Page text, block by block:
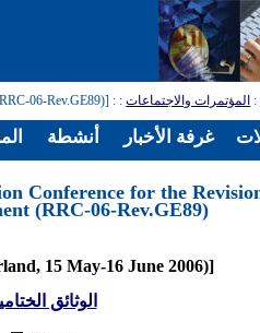
: المؤتمرات والاجتماعات:
: [Regional Radiocommunication Conference for the Revision of the GE89 Agreement (RRC-06-Rev.GE89)]
Conference for the
(RRC-06-Rev.GE89)]
[(Geneva, Switzerland, 15 May-16 June 2006)]
الوثائق
أنشطة غرفة الأخبار